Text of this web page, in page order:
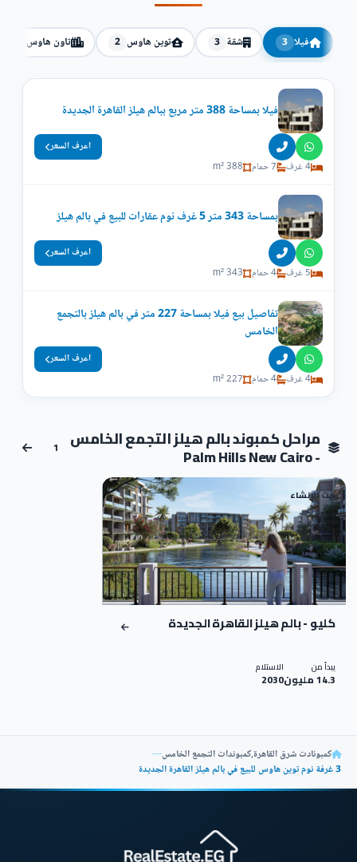
فيلا 3 شقة 3 توين هاوس 2 تاون هاوس
فيلا بمساحة 388 متر مربع ببالم هيلز القاهرة الجديدة
4 غرف 7 حمام 388 m²
اعرف السعر
بمساحة 343 متر 5 غرف نوم عقارات للبيع في بالم هيلز
5 غرف 4 حمام 343 m²
اعرف السعر
تفاصيل بيع فيلا بمساحة 227 متر في بالم هيلز بالتجمع
الخامس
4 غرف 4 حمام 227 m²
اعرف السعر
مراحل كمبوند بالم هيلز التجمع الخامس
- Palm Hills New Cairo
1
تحت الإنشاء
01
كليو - بالم هيلز القاهرة الجديدة
يبدأ من
14.3 مليون
الاستلام
2030
كمبونادت شرق القاهرة,كمبوندات التجمع الخامس—
3 غرفة نوم توين هاوس للبيع في بالم هيلز القاهرة الجديدة